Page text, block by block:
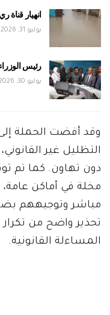
انهيار
يوليو 31, 2026
رئيس
يوليو 30, 2026
وقد أفضت الحملة
التظليل غير
دون تهاون. كما تم
مخلة في أماكن
مباشر وتوجيههم
تحذير واضح من
المساءلة القانونية.